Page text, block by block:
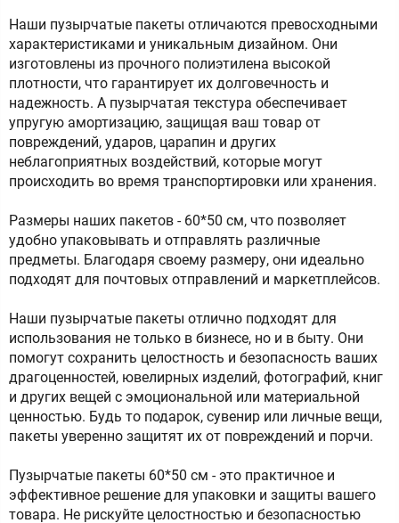
Наши пузырчатые пакеты отличаются превосходными
характеристиками и уникальным дизайном. Они
изготовлены из прочного полиэтилена высокой
плотности, что гарантирует их долговечность и
надежность. А пузырчатая текстура обеспечивает
упругую амортизацию, защищая ваш товар от
повреждений, ударов, царапин и других
неблагоприятных воздействий, которые могут
происходить во время транспортировки или хранения.
Размеры наших пакетов - 60*50 см, что позволяет
удобно упаковывать и отправлять различные
предметы. Благодаря своему размеру, они идеально
подходят для почтовых отправлений и маркетплейсов.
Наши пузырчатые пакеты отлично подходят для
использования не только в бизнесе, но и в быту. Они
помогут сохранить целостность и безопасность ваших
драгоценностей, ювелирных изделий, фотографий, книг
и других вещей с эмоциональной или материальной
ценностью. Будь то подарок, сувенир или личные вещи,
пакеты уверенно защитят их от повреждений и порчи.
Пузырчатые пакеты 60*50 см - это практичное и
эффективное решение для упаковки и защиты вашего
товара. Не рискуйте целостностью и безопасностью